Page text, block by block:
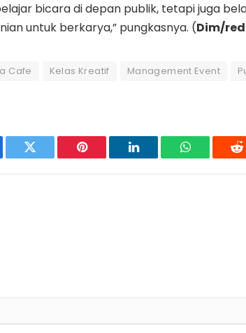
bicara di depan publik, tetapi juga
untuk berkarya,” pungkasnya. (Dim/red
Cafe Kelas Kreatif Management Event
Twitter Pinterest LinkedIn WhatsApp